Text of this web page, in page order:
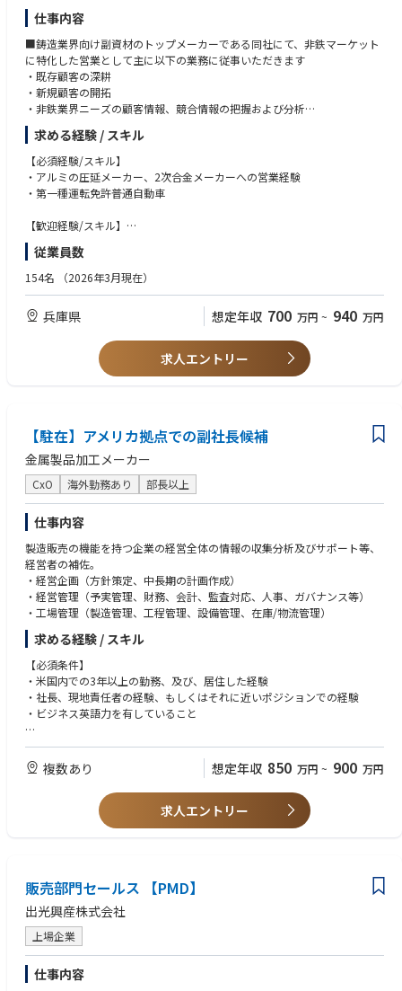
仕事内容
■鋳造業界向け副資材のトップメーカーである同社にて、非鉄マーケット
に特化した営業として主に以下の業務に従事いただきます
・既存顧客の深耕
・新規顧客の開拓
・非鉄業界ニーズの顧客情報、競合情報の把握および分析
【顧客】
・非鉄金属の圧延メーカー、2次合金メーカー
【取り扱い商品】
・非鉄マーケットにおいて顧客との長期的な関係構築を図り、売上および
利益目標の達成に貢献する
・継続的な売上・利益最大化を目的に、分析データに基づいた適切な販売
・顧客との商談機会を効率的に創出する
活用を含む）および顧客動向の分析を定期的に実施・管理し、その結果を
もとに販売計画を策定する
・必要に応じて経理・財務部門と連携し、支払遅延債権の回収を促進する
・出荷および納期対応についてカスタマーサービス課と連携する
・顧客からの苦情対応において、品質管理課およびNF製品グループと連携
する
・上長の指示に基づき業務を遂行する
・会社方針・規程・法令を正しく理解し、遵守のうえ業務を行う
・組織目標を踏まえ、自身の目標達成に向けて主体的に取り組み、売上・
利益の管理を行いながら目標を達成する
・職場において継続的な安全活動および5S・改善活動を推進する
・協力的な職場環境の醸成に向け、部門間コミュニケーションを積極的に
行う
求める経験 / スキル
【必須経験/スキル】
・アルミの圧延メーカー、2次合金メーカーへの営業経験
・第一種運転免許普通自動車
【歓迎経験/スキル】
・下記アルミニウム関連業界での営業経験
- アルミ地金、アルミ板・押出材、アルミ二次合金
- ダイキャスト
・ 上記業界への鋳造副資材、設備、装置類の営業経験
・英語を活用したビジネス経験
従業員数
154名 （2026年3月現在）
兵庫県 想定年収 700 万円 ~ 940 万円
求人エントリー
【駐在】アメリカ拠点での副社長候補
金属製品加工メーカー
CxO 海外勤務あり 部長以上
仕事内容
製造販売の機能を持つ企業の経営全体の情報の収集分析及びサポート等、
経営者の補佐。
・経営企画（方針策定、中長期の計画作成）
・経営管理（予実管理、財務、会計、監査対応、人事、ガバナンス等）
・工場管理（製造管理、工程管理、設備管理、在庫/物流管理）
求める経験 / スキル
【必須条件】
・米国内での3年以上の勤務、及び、居住した経験
・社長、現地責任者の経験、もしくはそれに近いポジションでの経験
・ビジネス英語力を有していること
【歓迎条件】
・製造業での上記経験があること
複数あり 想定年収 850 万円 ~ 900 万円
求人エントリー
販売部門セールス 【PMD】
出光興産株式会社
上場企業
仕事内容